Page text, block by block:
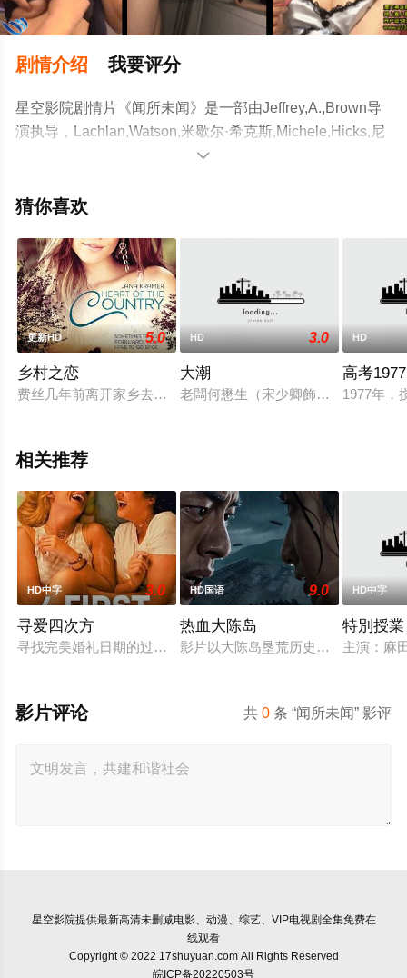
剧情介绍 我要评分
星空影院剧情片《闻所未闻》是一部由Jeffrey,A.,Brown导
演执导，Lachlan,Watson,米歇尔·希克斯,Michele,Hicks,尼
克·桑多等演员精彩演绎的美国电影，手机免费观看高清无
步至豆瓣电影、电视猫或剧情网等平台了解。

猜你喜欢
更新HD 5.0
乡村之恋
费丝几年前离开家乡去纽约追歌星梦时认识并和卢克相爱。在
HD 3.0
大潮
老闆何懋生（宋少卿飾）的捲款潛逃
HD
高考1977
1977年，
相关推荐
HD中字 3.0
寻爱四次方
寻找完美婚礼日期的过程，扎拉经历了一连串的冒险——并走向
HD国语 9.0
热血大陈岛
影片以大陈岛垦荒历史为创作底色，
HD中字
特別授
主演：麻
共0 条 “闻所未闻” 影评
影片评论
星空影院提供最新高清未删减电影、动漫、综艺、VIP电视剧全集免费在
线观看
Copyright © 2022 17shuyuan.com All Rights Reserved
皖ICP备20220503号